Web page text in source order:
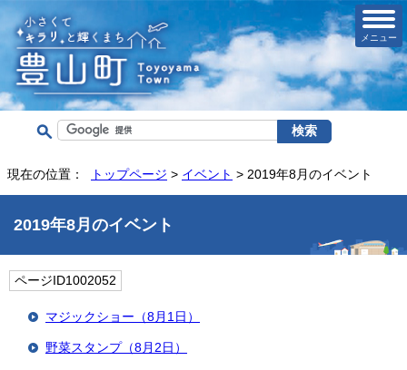
メニュー
現在の位置： トップページ > イベント > 2019年8月のイベント
2019年8月のイベント
ページID1002052
マジックショー（8月1日）
野菜スタンプ（8月2日）